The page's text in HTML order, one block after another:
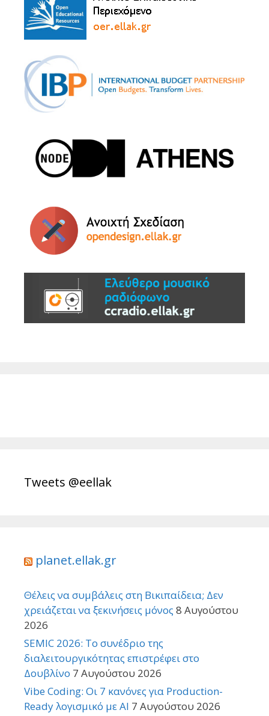
Tweets @eellak
planet.ellak.gr
Θέλεις να συμβάλεις στη Βικιπαίδεια; Δεν
χρειάζεται να ξεκινήσεις μόνος 8 Αυγούστου
2026
SEMIC 2026: Το συνέδριο της
διαλειτουργικότητας επιστρέφει στο
Δουβλίνο 7 Αυγούστου 2026
Vibe Coding: Οι 7 κανόνες για Production-
Ready λογισμικό με AI 7 Αυγούστου 2026